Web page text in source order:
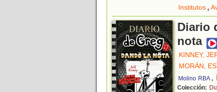
Institutos,
Diario
nota
KINNEY,
MORÁN,
Molino RBA ,
Colección: